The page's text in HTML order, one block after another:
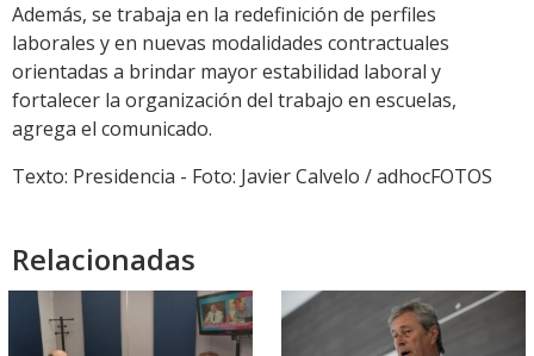
Además, se trabaja en la redefinición de perfiles
laborales y en nuevas modalidades contractuales
orientadas a brindar mayor estabilidad laboral y
fortalecer la organización del trabajo en escuelas,
agrega el comunicado.
Texto: Presidencia - Foto: Javier Calvelo / adhocFOTOS
Relacionadas